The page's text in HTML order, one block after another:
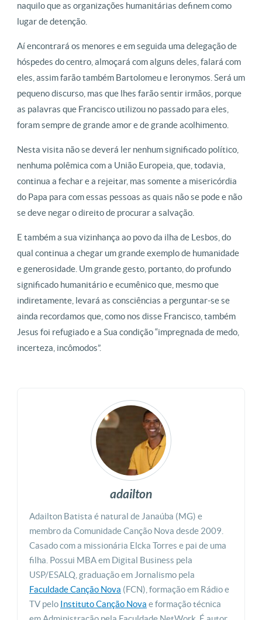
naquilo que as organizações humanitárias definem como
lugar de detenção.
Aí encontrará os menores e em seguida uma delegação de
hóspedes do centro, almoçará com alguns deles, falará com
eles, assim farão também Bartolomeu e Ieronymos. Será um
pequeno discurso, mas que lhes farão sentir irmãos, porque
as palavras que Francisco utilizou no passado para eles,
foram sempre de grande amor e de grande acolhimento.
Nesta visita não se deverá ler nenhum significado político,
nenhuma polêmica com a União Europeia, que, todavia,
continua a fechar e a rejeitar, mas somente a misericórdia
do Papa para com essas pessoas as quais não se pode e não
se deve negar o direito de procurar a salvação.
E também a sua vizinhança ao povo da ilha de Lesbos, do
qual continua a chegar um grande exemplo de humanidade
e generosidade. Um grande gesto, portanto, do profundo
significado humanitário e ecumênico que, mesmo que
indiretamente, levará as consciências a perguntar-se se
ainda recordamos que, como nos disse Francisco, também
Jesus foi refugiado e a Sua condição “impregnada de medo,
incerteza, incômodos”.
adailton
Adailton Batista é natural de Janaúba (MG) e
membro da Comunidade Canção Nova desde 2009.
Casado com a missionária Elcka Torres e pai de uma
filha. Possui MBA em Digital Business pela
USP/ESALQ, graduação em Jornalismo pela
Faculdade Canção Nova (FCN), formação em Rádio e
TV pelo Instituto Canção Nova e formação técnica